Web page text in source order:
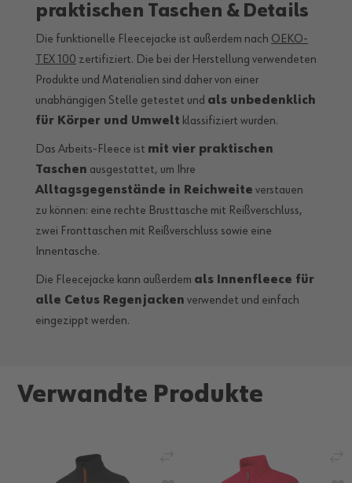
praktischen Taschen & Details
Die funktionelle Fleecejacke ist außerdem nach OEKO-
TEX 100 zertifiziert. Die bei der Herstellung verwendeten
Produkte und Materialien sind daher von einer
unabhängigen Stelle getestet und als unbedenklich
für Körper und Umwelt klassifiziert wurden.
Das Arbeits-Fleece ist mit vier praktischen
Taschen ausgestattet, um Ihre
Alltagsgegenstände in Reichweite verstauen
zu können: eine rechte Brusttasche mit Reißverschluss,
zwei Fronttaschen mit Reißverschluss sowie eine
Innentasche.
Die Fleecejacke kann außerdem als Innenfleece für
alle Cetus Regenjacken verwendet und einfach
eingezippt werden.
Verwandte Produkte